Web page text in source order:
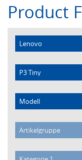
Product